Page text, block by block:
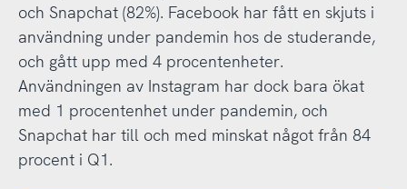
och Snapchat (82%). Facebook har fått en skjuts i
användning under pandemin hos de studerande,
och gått upp med 4 procentenheter.
Användningen av Instagram har dock bara ökat
med 1 procentenhet under pandemin, och
Snapchat har till och med minskat något från 84
procent i Q1.